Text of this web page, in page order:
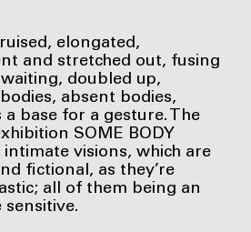
elongated,
and stretched out, fusing
doubled up,
absent bodies,
a base for a gesture. The
SOME BODY
intimate visions, which are
fictional, as they’re
all of them being an
sensitive.